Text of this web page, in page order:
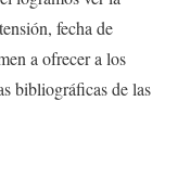
fecha de
a ofrecer a los
bibliográficas de las